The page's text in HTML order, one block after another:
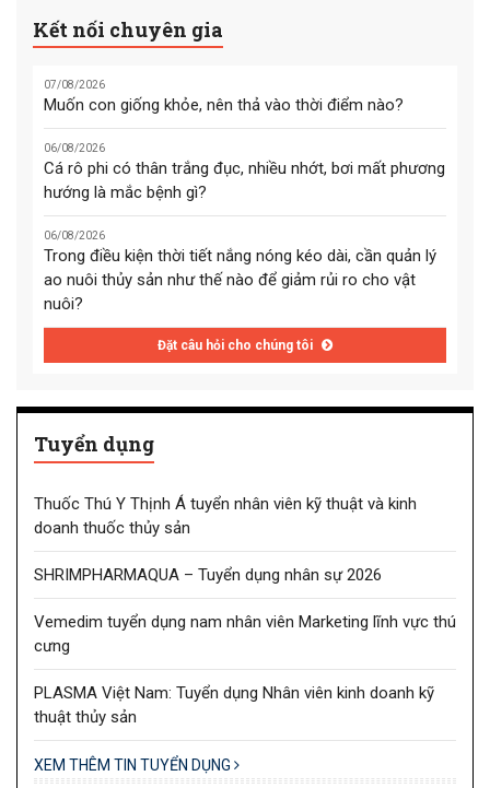
Kết nối chuyên gia
07/08/2026
Muốn con giống khỏe, nên thả vào thời điểm nào?
06/08/2026
Cá rô phi có thân trắng đục, nhiều nhớt, bơi mất phương
hướng là mắc bệnh gì?
06/08/2026
Trong điều kiện thời tiết nắng nóng kéo dài, cần quản lý
ao nuôi thủy sản như thế nào để giảm rủi ro cho vật
nuôi?
Đặt câu hỏi cho chúng tôi
Tuyển dụng
Thuốc Thú Y Thịnh Á tuyển nhân viên kỹ thuật và kinh
doanh thuốc thủy sản
SHRIMPHARMAQUA – Tuyển dụng nhân sự 2026
Vemedim tuyển dụng nam nhân viên Marketing lĩnh vực thú
cưng
PLASMA Việt Nam: Tuyển dụng Nhân viên kinh doanh kỹ
thuật thủy sản
XEM THÊM TIN TUYỂN DỤNG